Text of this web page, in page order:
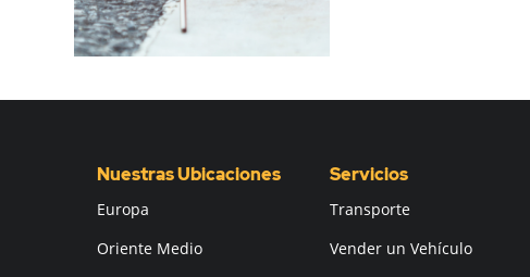
Nuestras Ubicaciones
Europa
Oriente Medio
Servicios
Transporte
Vender un Vehículo